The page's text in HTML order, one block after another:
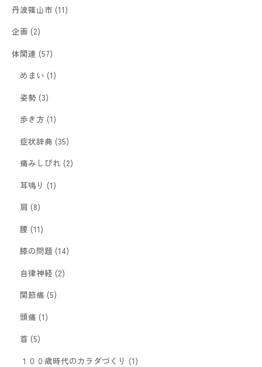
丹波篠山市 (11)
企画 (2)
体関連 (57)
めまい (1)
姿勢(3)
歩き方 (1)
症状辞典 (35)
痛みしびれ (2)
耳鳴り (1)
肩 (8)
腰 (11)
膝の問題 (14)
自律神経 (2)
関節痛 (5)
頭痛 (1)
首 (5)
１００歳時代のカラダづくり (1)